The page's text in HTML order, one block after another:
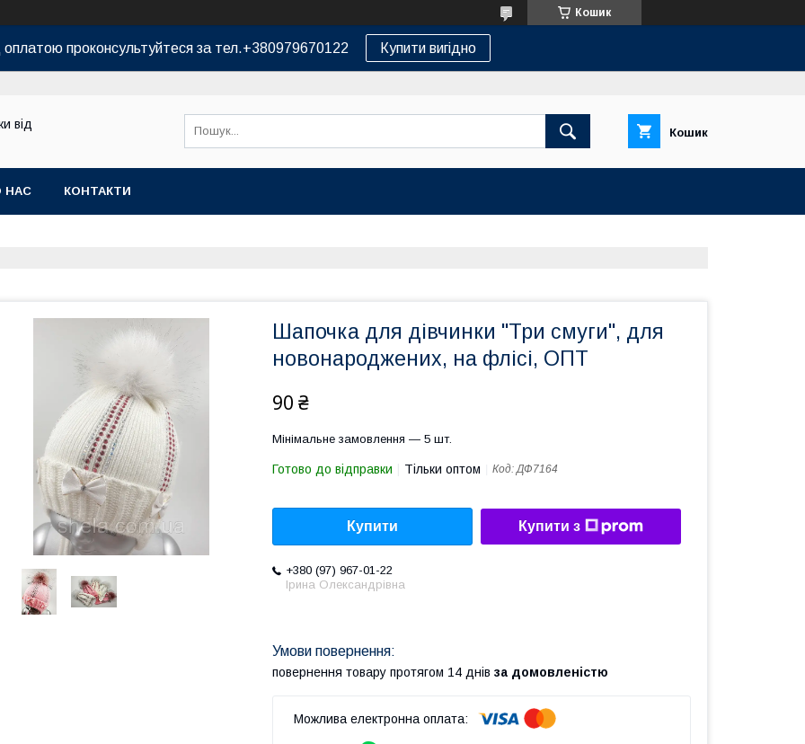
Кошик
проконсультуйтеся за тел.+380979670122 Купити вигідно
від
Кошик
НАС КОНТАКТИ
Шапочка для дівчинки "Три смуги", для
новонароджених, на флісі, ОПТ
90 ₴
Мінімальне замовлення — 5 шт.
Готово до відправки Тільки оптом Код:ДФ7164
Купити Купити з
+380 (97) 967-01-22
Ірина Олександрівна
повернення товару протягом 14 днів за домовленістю